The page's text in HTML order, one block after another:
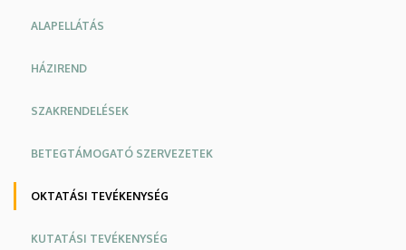
ALAPELLÁTÁS
HÁZIREND
SZAKRENDELÉSEK
BETEGTÁMOGATÓ SZERVEZETEK
OKTATÁSI TEVÉKENYSÉG
KUTATÁSI TEVÉKENYSÉG